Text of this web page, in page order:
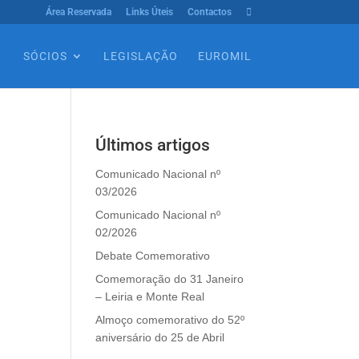
Área Reservada Links Úteis Contactos 
SÓCIOS LEGISLAÇÃO EUROMIL
Últimos artigos
Comunicado Nacional nº
03/2026
Comunicado Nacional nº
02/2026
Debate Comemorativo
Comemoração do 31 Janeiro
– Leiria e Monte Real
Almoço comemorativo do 52º
aniversário do 25 de Abril